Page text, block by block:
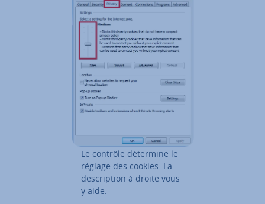
Le contrôle détermine le
réglage des cookies. La
des­crip­tion à droite vous
y aide.